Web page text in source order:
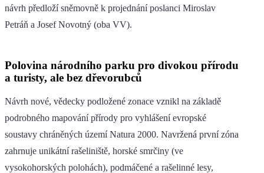
návrh předloží sněmovně k projednání poslanci Miroslav
Petráň a Josef Novotný (oba VV).
Polovina národního parku pro divokou přírodu
a turisty, ale bez dřevorubců
Návrh nové, vědecky podložené zonace vznikl na základě
podrobného mapování přírody pro vyhlášení evropské
soustavy chráněných území Natura 2000. Navržená první zóna
zahrnuje unikátní rašeliniště, horské smrčiny (ve
vysokohorských polohách), podmáčené a rašelinné lesy,